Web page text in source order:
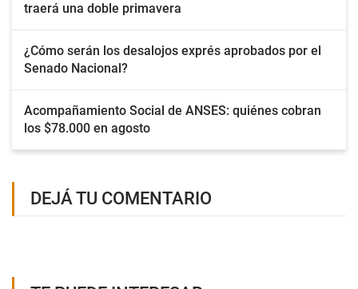
traerá una doble primavera
¿Cómo serán los desalojos exprés aprobados por el
Senado Nacional?
Acompañamiento Social de ANSES: quiénes cobran
los $78.000 en agosto
DEJÁ TU COMENTARIO